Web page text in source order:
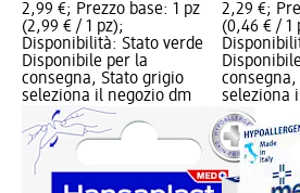
2,99 €; Prezzo base: 1 pz
(2,99 € / 1 pz);
Disponibilità: Stato verde
Disponibile per la
consegna, Stato grigio
seleziona il negozio dm
2,29 €;
(0,46 € / 1
seleziona